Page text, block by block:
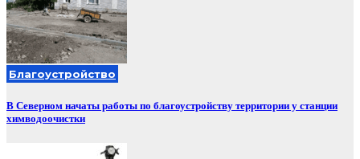
Благоустройство
В Северном начаты работы по благоустройству территории у станции
химводоочистки